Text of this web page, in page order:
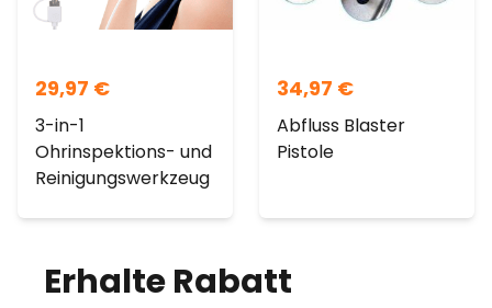
29,97 €
3-in-1
Ohrinspektions- und
Reinigungswerkzeug
34,97 €
Abfluss Blaster
Pistole
Erhalte Rabatt